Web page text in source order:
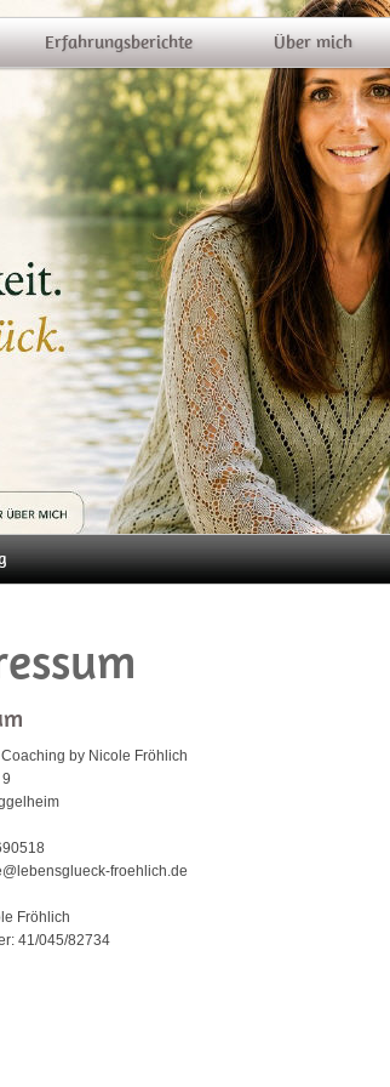
Erfahrungsberichte Über mich
by Nicole Fröhlich
froehlich.de
Fröhlich
41/045/82734